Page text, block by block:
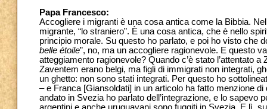
Papa Francesco:
Accogliere i migranti è una cosa antica come la Bibbia.
migrante, “lo straniero”. È una cosa antica, che è nello
principio morale. Su questo ho parlato, e poi ho visto che
belle étoile”, no, ma un accogliere ragionevole. E questo
atteggiamento ragionevole? Quando c’è stato l’attentato
Zaventem erano belgi, ma figli di immigrati non integrati,
un ghetto: non sono stati integrati. Per questo ho
– e Franca [Giansoldati] in un articolo ha fatto menzione
andato in Svezia ho parlato dell’integrazione, e lo sapevo
argentini e anche uruguayani sono fuggiti in Svezia. E lì,